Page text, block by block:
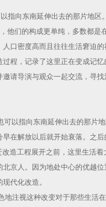
指向东南延伸出去的那片地
他们的构成更单纯，多数都是
口密度高而且往往生活窘迫
程，记录了这里正在变成记
请导演与观众一起交流，寻找
可以指向东南延伸出去的那片
在解放以后就开始衰落。之
造工程展开之前，这里生活
京人。因为地处中心的优越
代化改造。
地注视这种改变对于那些生活